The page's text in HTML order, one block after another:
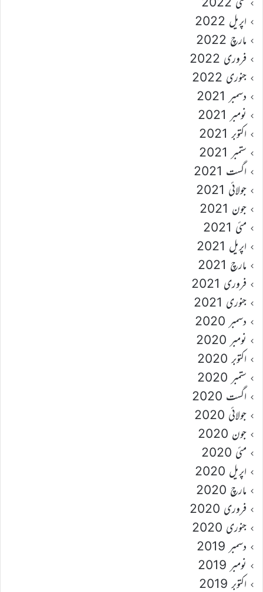
اپریل 2022
مارچ 2022
فروری 2022
جنوری 2022
دسمبر 2021
نومبر 2021
اکتوبر 2021
ستمبر 2021
اگست 2021
جولائی 2021
جون 2021
مئی 2021
اپریل 2021
مارچ 2021
فروری 2021
جنوری 2021
دسمبر 2020
نومبر 2020
اکتوبر 2020
ستمبر 2020
اگست 2020
جولائی 2020
جون 2020
مئی 2020
اپریل 2020
مارچ 2020
فروری 2020
جنوری 2020
دسمبر 2019
نومبر 2019
اکتوبر 2019